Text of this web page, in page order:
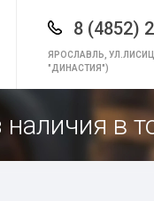
8 (4852)
ЯРОСЛАВЛЬ,
"ДИНАСТИЯ")
в